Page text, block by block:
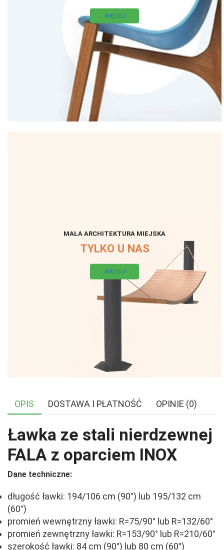
WIĘCEJ
MAŁA ARCHITEKTURA MIEJSKA
TYLKO U NAS
WIĘCEJ
OPIS DOSTAWA I PŁATNOŚĆ OPINIE (0)
Ławka ze stali nierdzewnej
FALA z oparciem INOX
Dane techniczne:
długość ławki: 194/106 cm (90°) lub 195/132 cm
(60°)
promień wewnętrzny ławki: R=75/90° lub R=132/60°
promień zewnętrzny ławki: R=153/90° lub R=210/60°
szerokość ławki: 84 cm (90°) lub 80 cm (60°)